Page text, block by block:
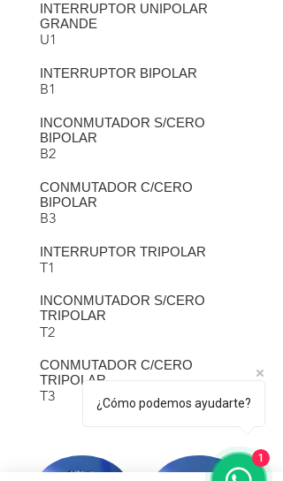
INTERRUPTOR UNIPOLAR
GRANDE
U1
INTERRUPTOR BIPOLAR
B1
INCONMUTADOR S/CERO
BIPOLAR
B2
CONMUTADOR C/CERO
BIPOLAR
B3
INTERRUPTOR TRIPOLAR
T1
INCONMUTADOR S/CERO
TRIPOLAR
T2
CONMUTADOR C/CERO
TRIPOLAR
T3 ¿Cómo podemos ayudarte?
1